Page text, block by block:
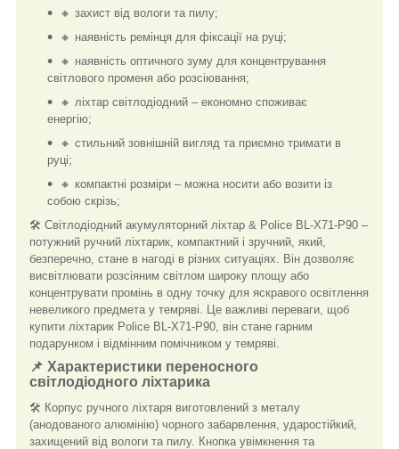
🔸 захист від вологи та пилу;
🔸 наявність ремінця для фіксації на руці;
🔸 наявність оптичного зуму для концентрування
світлового променя або розсіювання;
🔸 ліхтар світлодіодний – економно споживає
енергію;
🔸 стильний зовнішній вигляд та приємно тримати в
руці;
🔸 компактні розміри – можна носити або возити із
собою скрізь;
🛠️ Світлодіодний акумуляторний ліхтар & Police BL-X71-P90 –
потужний ручний ліхтарик, компактний і зручний, який,
безперечно, стане в нагоді в різних ситуаціях. Він дозволяє
висвітлювати розсіяним світлом широку площу або
концентрувати промінь в одну точку для яскравого освітлення
невеликого предмета у темряві. Це важливі переваги, щоб
купити ліхтарик Police BL-X71-P90, він стане гарним
подарунком і відмінним помічником у темряві.
📌 Характеристики переносного
світлодіодного ліхтарика
🛠️ Корпус ручного ліхтаря виготовлений з металу
(анодованого алюмінію) чорного забарвлення, ударостійкий,
захищений від вологи та пилу. Кнопка увімкнення та